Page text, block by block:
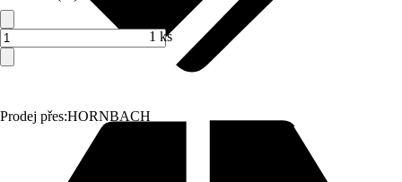
Prodej přes:HORNBACH
1 ks